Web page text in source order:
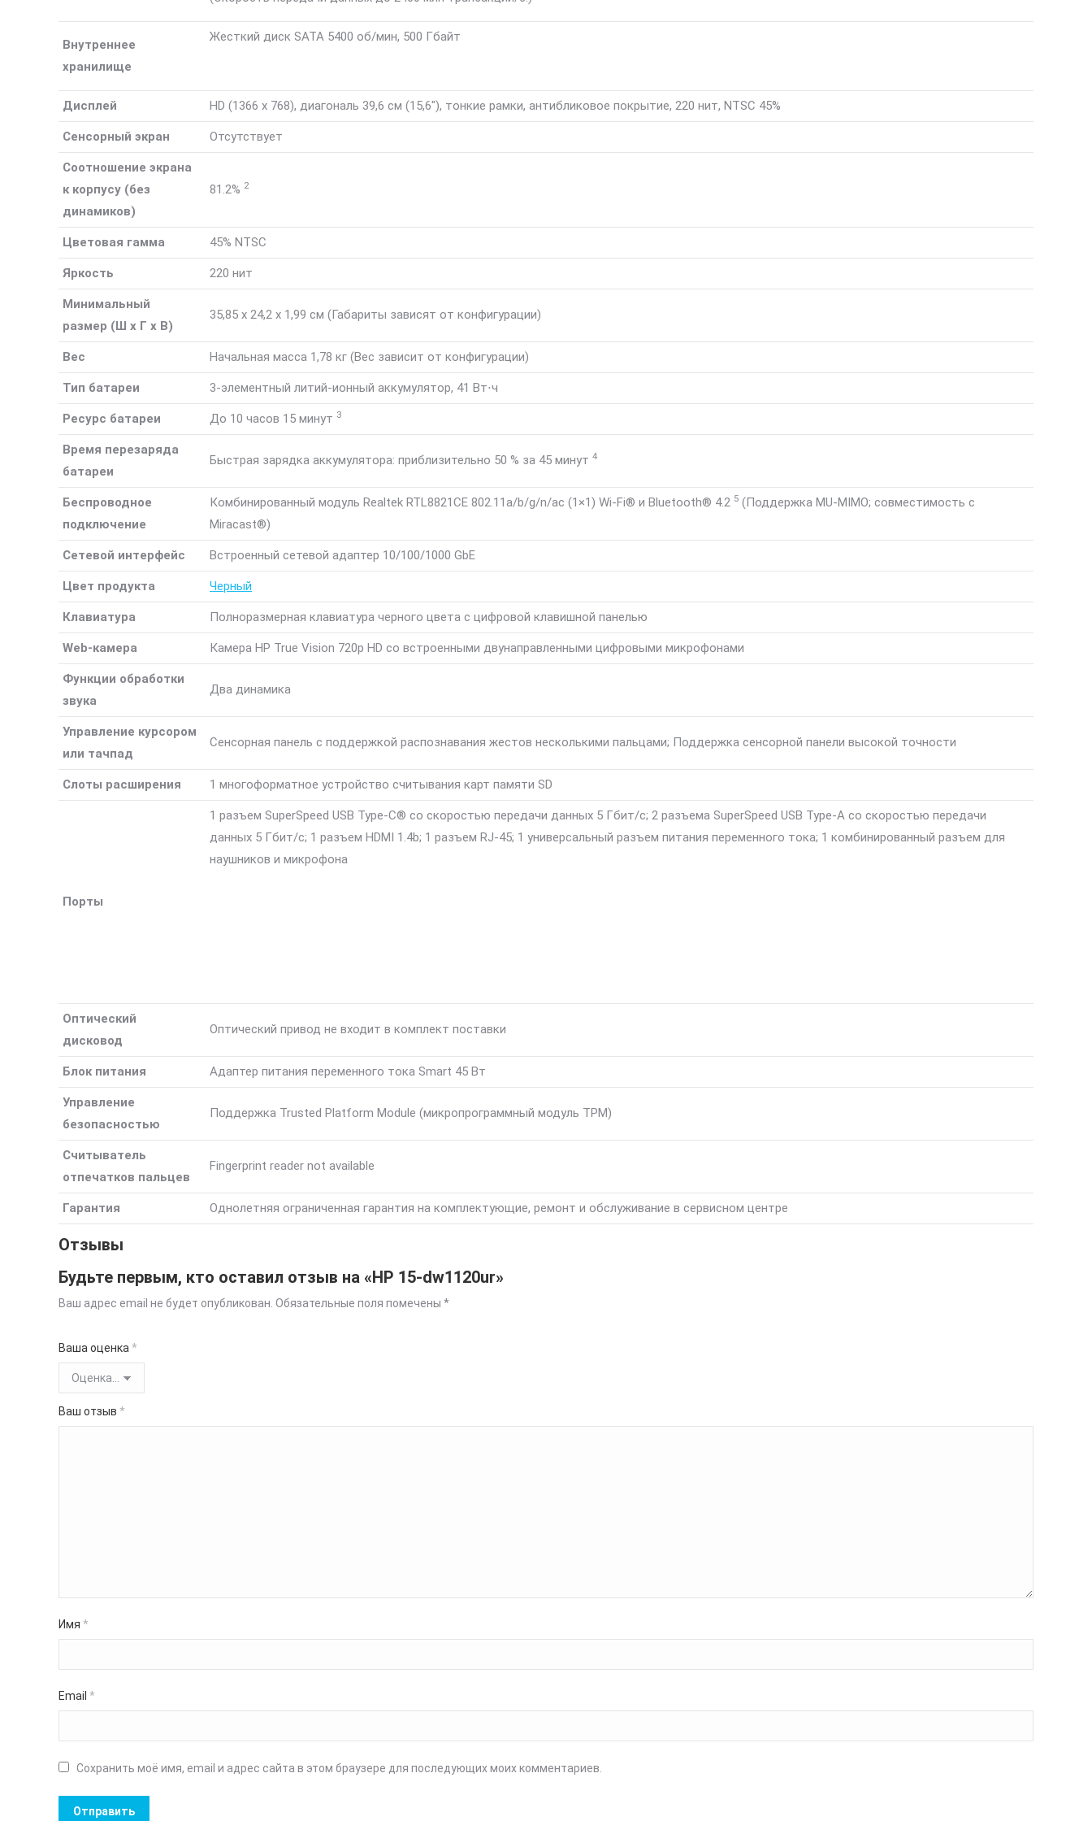
Внутреннее
хранилище
Жесткий диск SATA 5400 об/мин, 500 Гбайт
Дисплей HD (1366 x 768), диагональ 39,6 см (15,6″), тонкие рамки, антибликовое покрытие, 220 нит, NTSC 45%
Сенсорный экран Отсутствует
Соотношение экрана
к корпусу (без
динамиков)
81.2% 2
Цветовая гамма 45% NTSC
Яркость 220 нит
Минимальный
размер (Ш x Г x В)
35,85 x 24,2 x 1,99 см (Габариты зависят от конфигурации)
Вес Начальная масса 1,78 кг (Вес зависит от конфигурации)
Тип батареи 3-элементный литий-ионный аккумулятор, 41 Вт⋅ч
Ресурс батареи До 10 часов 15 минут 3
Время перезаряда
батареи
Быстрая зарядка аккумулятора: приблизительно 50 % за 45 минут 4
Беспроводное
подключение
Комбинированный модуль Realtek RTL8821CE 802.11a/b/g/n/ac (1×1) Wi-Fi® и Bluetooth® 4.2 5 (Поддержка MU-MIMO; совместимость с
Miracast®)
Сетевой интерфейс Встроенный сетевой адаптер 10/100/1000 GbE
Цвет продукта Черный
Клавиатура Полноразмерная клавиатура черного цвета с цифровой клавишной панелью
Web-камера Камера HP True Vision 720p HD со встроенными двунаправленными цифровыми микрофонами
Функции обработки
звука
Два динамика
Управление курсором
или тачпад
Сенсорная панель с поддержкой распознавания жестов несколькими пальцами; Поддержка сенсорной панели высокой точности
Слоты расширения 1 многоформатное устройство считывания карт памяти SD
Порты
1 разъем SuperSpeed USB Type-C® со скоростью передачи данных 5 Гбит/с; 2 разъема SuperSpeed USB Type-A со скоростью передачи
данных 5 Гбит/с; 1 разъем HDMI 1.4b; 1 разъем RJ-45; 1 универсальный разъем питания переменного тока; 1 комбинированный разъем для
наушников и микрофона
Оптический
дисковод
Оптический привод не входит в комплект поставки
Блок питания Адаптер питания переменного тока Smart 45 Вт
Управление
безопасностью
Поддержка Trusted Platform Module (микропрограммный модуль TPM)
Cчитыватель
отпечатков пальцев
Fingerprint reader not available
Гарантия Однолетняя ограниченная гарантия на комплектующие, ремонт и обслуживание в сервисном центре
Отзывы
Будьте первым, кто оставил отзыв на «HP 15-dw1120ur»
Ваш адрес email не будет опубликован. Обязательные поля помечены *
Ваша оценка *
Ваш отзыв *
Имя *
Email *
Сохранить моё имя, email и адрес сайта в этом браузере для последующих моих комментариев.